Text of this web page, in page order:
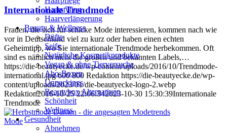
Haarstyling
Haarverlängerung
Beauty & Wellness
Düfte
Seife
Natürliche Kosmetikprodukte
Vegan & ohne Tierversuche
Abo-Boxen
Unpackings
Beautybox Alternativen
Schönheit
Wellness
Gesundheit
Abnehmen
Internationale Trendmode
Frauen, die sich für schicke Mode interessieren, kommen nach wie
vor in Deutschland viel zu kurz oder haben einen echten
Geheimtipp, wo Sie internationale Trendmode herbekommen. Oft
sind es nämlich nicht die großen und bekannten Labels,…
https://die-beautyecke.de/wp-content/uploads/2016/10/Trendmode-
international.jpg 600 800 Redaktion https://die-beautyecke.de/wp-
content/uploads/2023/01/die-beautyecke-logo-2.webp
Redaktion2016-10-25 22:06:342023-10-30 15:30:39Internationale
Trendmode
Mode